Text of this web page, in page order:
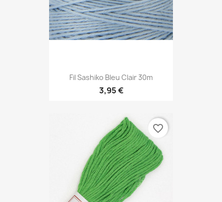
Fil Sashiko Bleu Clair 30m
3,95 €
favorite_border